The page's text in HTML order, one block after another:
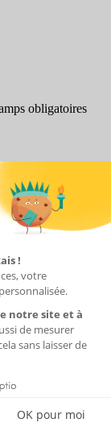
obligatoires